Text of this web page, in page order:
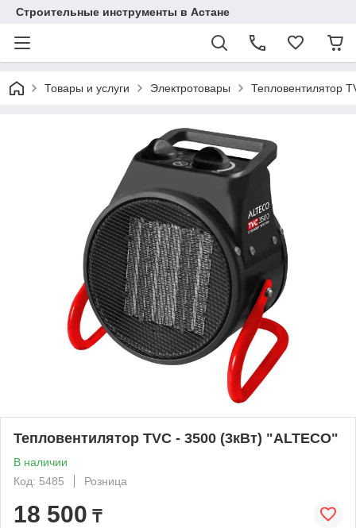
Строительные инструменты в Астане
Товары и услуги Электротовары Тепловентилятор
Тепловентилятор TVC - 3500 (3кВт) "ALTECO"
В наличии
Код: 5485
Розница
18 500 ₸